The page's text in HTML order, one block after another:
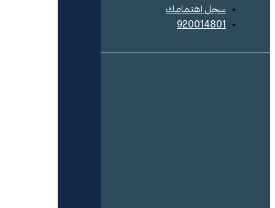
سجل اهتمامك
920014801